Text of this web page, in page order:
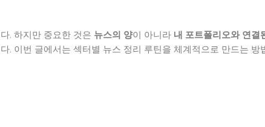
. 하지만 중요한 것은 뉴스의 양이 아니라 내 포트폴리오와 연결
. 이번 글에서는 섹터별 뉴스 정리 루틴을 체계적으로 만드는 방